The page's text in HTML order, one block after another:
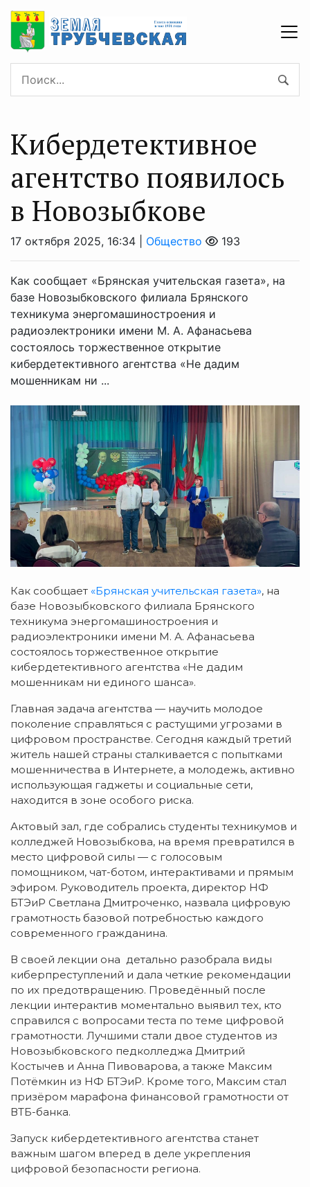
Кибердетективное
агентство появилось
в Новозыбкове
17 октября 2025, 16:34 | Общество 193
Как сообщает «Брянская учительская газета», на
базе Новозыбковского филиала Брянского
техникума энергомашиностроения и
радиоэлектроники имени М. А. Афанасьева
состоялось торжественное открытие
кибердетективного агентства «Не дадим
мошенникам ни ...
Как сообщает «Брянская учительская газета», на
базе Новозыбковского филиала Брянского
техникума энергомашиностроения и
радиоэлектроники имени М. А. Афанасьева
состоялось торжественное открытие
кибердетективного агентства «Не дадим
мошенникам ни единого шанса».
Главная задача агентства — научить молодое
поколение справляться с растущими угрозами в
цифровом пространстве. Сегодня каждый третий
житель нашей страны сталкивается с попытками
мошенничества в Интернете, а молодежь, активно
использующая гаджеты и социальные сети,
находится в зоне особого риска.
Актовый зал, где собрались студенты техникумов и
колледжей Новозыбкова, на время превратился в
место цифровой силы — с голосовым
помощником, чат-ботом, интерактивами и прямым
эфиром. Руководитель проекта, директор НФ
БТЭиР Светлана Дмитроченко, назвала цифровую
грамотность базовой потребностью каждого
современного гражданина.
В своей лекции она детально разобрала виды
киберпреступлений и дала четкие рекомендации
по их предотвращению. Проведённый после
лекции интерактив моментально выявил тех, кто
справился с вопросами теста по теме цифровой
грамотности. Лучшими стали двое студентов из
Новозыбковского педколледжа Дмитрий
Костычев и Анна Пивоварова, а также Максим
Потёмкин из НФ БТЭиР. Кроме того, Максим стал
призёром марафона финансовой грамотности от
ВТБ-банка.
Запуск кибердетективного агентства станет
важным шагом вперед в деле укрепления
цифровой безопасности региона.